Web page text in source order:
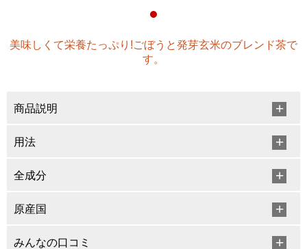
美味しくて栄養たっぷり!ごぼうと発芽玄米のブレンド茶で
す。
商品説明
用法
全成分
原産国
みんなの口コミ